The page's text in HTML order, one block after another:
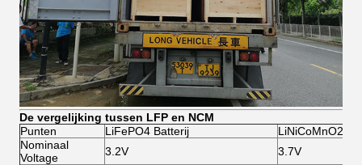
De vergelijking tussen LFP en NCM
Punten
LiFePO4 Batterij
LiNiCoMnO2
Nominaal
Voltage
3.2V
3.7V